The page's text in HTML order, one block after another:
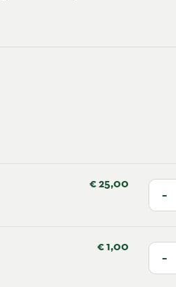
€ 25,00
−
€ 1,00
−